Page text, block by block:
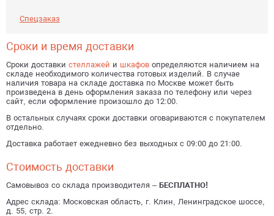
Сроки и время доставки
Сроки доставки стеллажей и шкафов определяются наличием на
складе необходимого количества готовых изделий. В случае
наличия товара на складе доставка по Москве может быть
произведена в день оформления заказа по телефону или через
сайт, если оформление произошло до 12:00.
В остальных случаях сроки доставки оговариваются с покупателем
отдельно.
Доставка работает ежедневно без выходных с 09:00 до 21:00.
Стоимость доставки
Самовывоз со склада производителя – БЕСПЛАТНО!
Адрес склада: Московская область, г. Клин, Ленинградское шоссе,
д. 55, стр. 2.
Спецзаказ